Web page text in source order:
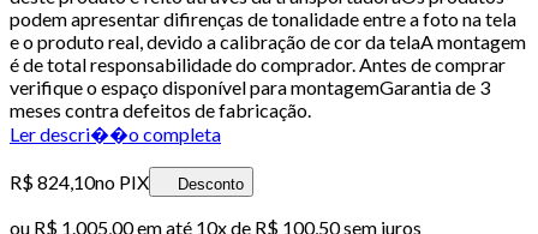
podem apresentar difirenças de tonalidade entre a foto na tela
e o produto real, devido a calibração de cor da telaA montagem
é de total responsabilidade do comprador. Antes de comprar
verifique o espaço disponível para montagemGarantia de 3
meses contra defeitos de fabricação.
Ler descri��o completa
R$ 824,10no PIX Desconto
ou R$ 1.005,00em até 10x de R$ 100,50 sem juros